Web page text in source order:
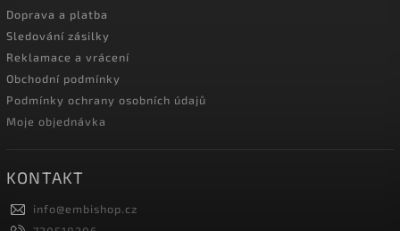
Doprava a platba
Sledování zásilky
Reklamace a vrácení
Obchodní podmínky
Podmínky ochrany osobních údajů
Moje objednávka
KONTAKT
info@embishop.cz